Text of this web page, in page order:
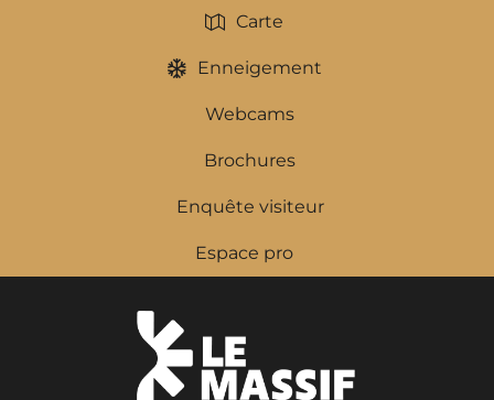
Carte
Enneigement
Webcams
Brochures
Enquête visiteur
Espace pro